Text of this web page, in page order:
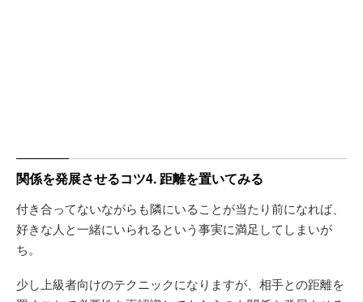
関係を発展させるコツ4. 距離を置いてみる
付き合ってないながらも隣にいることが当たり前になれば、
好きな人と一緒にいられるという事実に満足してしまいが
ち。
少し上級者向けのテクニックになりますが、相手との距離を